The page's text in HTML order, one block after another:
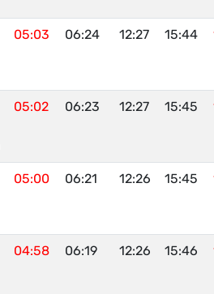
05:03 06:24 12:27 15:44
05:02 06:23 12:27 15:45
05:00 06:21 12:26 15:45
04:58 06:19 12:26 15:46